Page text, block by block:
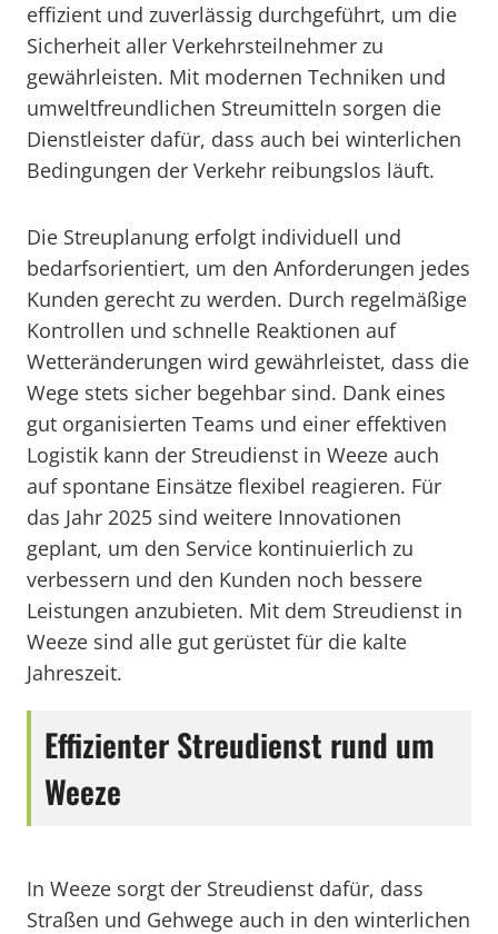
effizient und zuverlässig durchgeführt, um die
Sicherheit aller Verkehrsteilnehmer zu
gewährleisten. Mit modernen Techniken und
umweltfreundlichen Streumitteln sorgen die
Dienstleister dafür, dass auch bei winterlichen
Bedingungen der Verkehr reibungslos läuft.
Die Streuplanung erfolgt individuell und
bedarfsorientiert, um den Anforderungen jedes
Kunden gerecht zu werden. Durch regelmäßige
Kontrollen und schnelle Reaktionen auf
Wetteränderungen wird gewährleistet, dass die
Wege stets sicher begehbar sind. Dank eines
gut organisierten Teams und einer effektiven
Logistik kann der Streudienst in Weeze auch
auf spontane Einsätze flexibel reagieren. Für
das Jahr 2025 sind weitere Innovationen
geplant, um den Service kontinuierlich zu
verbessern und den Kunden noch bessere
Leistungen anzubieten. Mit dem Streudienst in
Weeze sind alle gut gerüstet für die kalte
Jahreszeit.
Effizienter Streudienst rund um
Weeze
In Weeze sorgt der Streudienst dafür, dass
Straßen und Gehwege auch in den winterlichen